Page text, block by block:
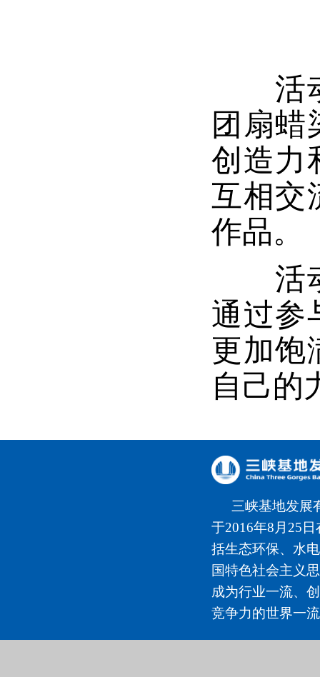
活
团扇蜡
创造力
互相交
作品。
活
通过参
更加饱
自己的
三峡基地发展
于2016年8月25
括生态环保、水
国特色社会主义
成为行业一流、
竞争力的世界一